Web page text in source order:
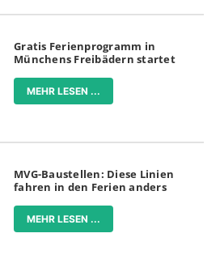
Gratis Ferienprogramm in
Münchens Freibädern startet
MEHR LESEN ...
MVG-Baustellen: Diese Linien
fahren in den Ferien anders
MEHR LESEN ...